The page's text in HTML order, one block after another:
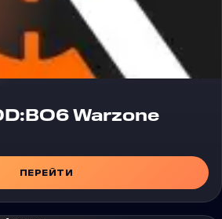
Warzone
ПЕРЕЙТИ